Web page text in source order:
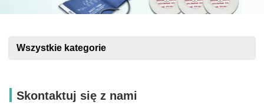
Wszystkie kategorie
Skontaktuj się z nami